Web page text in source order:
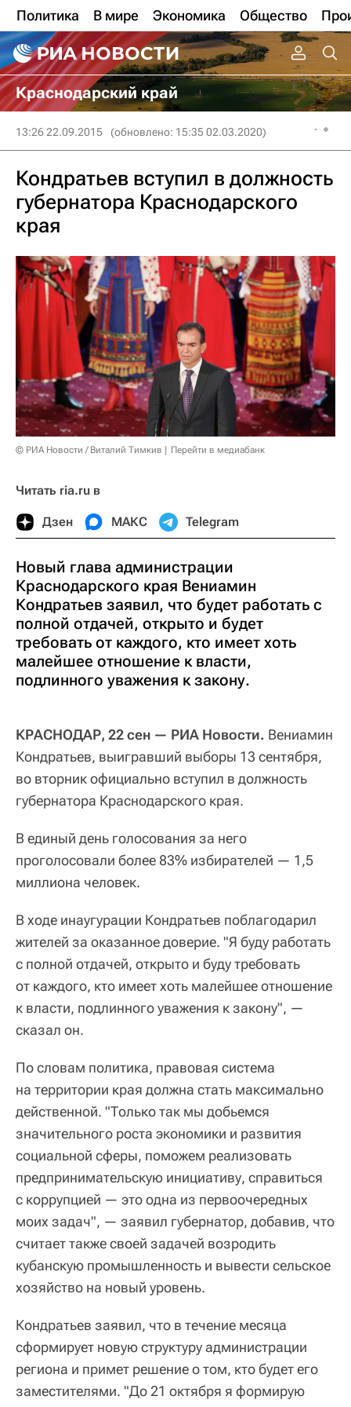
Политика В мире Экономика Общество
Краснодарский край
13:26 22.09.2015 (обновлено: 15:35 02.03.2020)
Кондратьев вступил в должность
губернатора Краснодарского
края
© РИА Новости / Виталий Тимкив Перейти в медиабанк
Читать ria.ru в
Дзен МАКС Telegram
Новый глава администрации
Краснодарского края Вениамин
Кондратьев заявил, что будет работать с
полной отдачей, открыто и будет
требовать от каждого, кто имеет хоть
малейшее отношение к власти,
подлинного уважения к закону.
КРАСНОДАР, 22 сен — РИА Новости. Вениамин
Кондратьев, выигравший выборы 13 сентября,
во вторник официально вступил в должность
губернатора Краснодарского края.
В единый день голосования за него
проголосовали более 83% избирателей — 1,5
миллиона человек.
В ходе инаугурации Кондратьев поблагодарил
жителей за оказанное доверие. "Я буду работать
с полной отдачей, открыто и буду требовать
от каждого, кто имеет хоть малейшее отношение
к власти, подлинного уважения к закону", —
сказал он.
По словам политика, правовая система
на территории края должна стать максимально
действенной. "Только так мы добьемся
значительного роста экономики и развития
социальной сферы, поможем реализовать
предпринимательскую инициативу, справиться
с коррупцией — это одна из первоочередных
моих задач", — заявил губернатор, добавив, что
считает также своей задачей возродить
кубанскую промышленность и вывести сельское
хозяйство на новый уровень.
Кондратьев заявил, что в течение месяца
сформирует новую структуру администрации
региона и примет решение о том, кто будет его
заместителями. "До 21 октября я формирую